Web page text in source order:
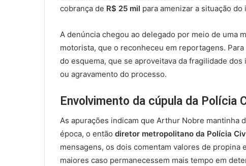
cobrança de R$ 25 mil para amenizar a situação do
A denúncia chegou ao delegado por meio de uma
motorista, que o reconheceu em reportagens.
do esquema, que se aproveitava da fragilidade
ou agravamento do processo.
Envolvimento da cúpula da Polícia
As apurações indicam que Arthur Nobre mantinha
época, o então diretor metropolitano da Polícia
mensagens, os dois comentam valores de propina
maiores caso permanecessem mais tempo em